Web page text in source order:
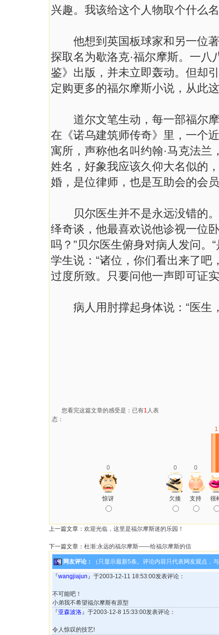
兴趣。我该给这个人物取个什么
他想到英国板球家和另一位著
探取名为歇洛克·福尔摩斯。一
鉴》出版，并未立即轰动。但却
定购更多的福尔摩斯小说，从此
道尔文笔生动，每一部福尔摩
在《诺乌建筑师传奇》里，一个
寓所，声称他名叫约翰·马克法兰
姓名，好象我应该久仰大名似的
婚，是位律师，也是互助会的会
贝尔医生并不是永远没错的。
绎奇谈，他最喜欢说他诊视一位
吗？”贝尔医生俯身对病人发问。
学生说：“诸位，你们看出来了
过度所致。只要问他一声即可证
病人用肘撑起身体说：“医生
您看完这篇文章的感受是：已有1 人表
态：
0 0 0
1
惊讶 欠揍 支持 很
上一篇文章： 欢迎光临，这里是福尔摩斯迷的乐园！
下一篇文章： 杜渐:永远的福尔摩斯——给福尔摩斯的信
网友评论： （只显示最新5条。评论内容只代表网友观点，
『wangjiajun』于2003-12-11 18:53:00发表评论：
不可能吧！
小弟我不希望福尔摩斯有原型
『亚森波洛』于2003-12-8 15:33:00发表评论：
令人惊叹的技艺!